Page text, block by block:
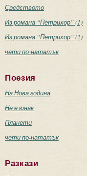
Средството
Из романа “Петрихор” (1)
Из романа “Петрихор” (2)
чети по-нататък
Поезия
На Нова година
Не е юнак
Планети
чети по-нататък
Разкази